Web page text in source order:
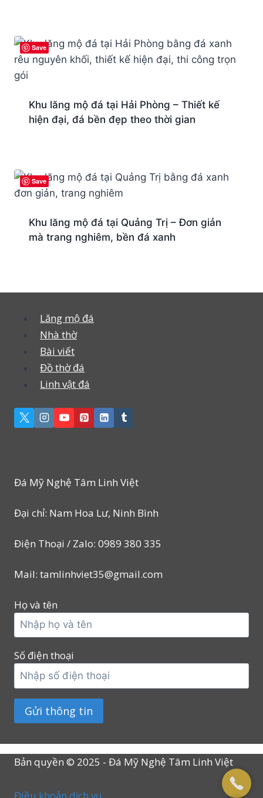
Save
Khu lăng mộ đá tại Hải Phòng – Thiết kế
hiện đại, đá bền đẹp theo thời gian
Save
Khu lăng mộ đá tại Quảng Trị – Đơn giản
mà trang nghiêm, bền đá xanh
Lăng mộ đá
Nhà thờ
Bài viết
Đồ thờ đá
Linh vật đá
Đá Mỹ Nghệ Tâm Linh Việt
Đại chỉ: Nam Hoa Lư, Ninh Bình
Điện Thoại / Zalo: 0989 380 335
Mail: tamlinhviet35@gmail.com
Họ và tên
Số điện thoại
Bản quyền © 2025 - Đá Mỹ Nghệ Tâm Linh Việt